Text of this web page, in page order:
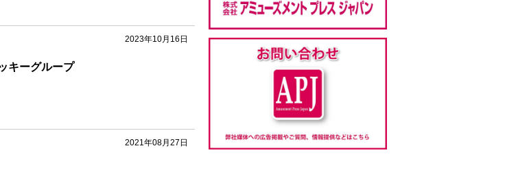
2023年10月16日
キーグループ
2021年08月27日